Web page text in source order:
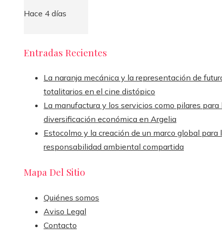
Hace 4 días
Entradas Recientes
La naranja mecánica y la representación de
totalitarios en el cine distópico
La manufactura y los servicios como pilares para
diversificación económica en Argelia
Estocolmo y la creación de un marco global para
responsabilidad ambiental compartida
Mapa Del Sitio
Quiénes somos
Aviso Legal
Contacto